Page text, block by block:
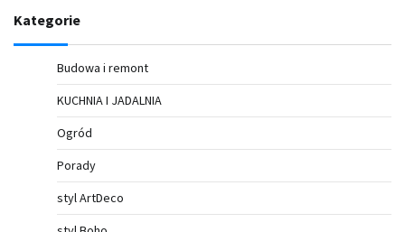
Kategorie
Budowa i remont
KUCHNIA I JADALNIA
Ogród
Porady
styl ArtDeco